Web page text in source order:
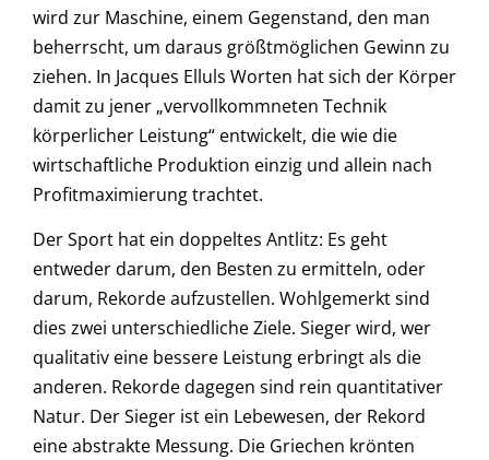
wird zur Maschine, einem Gegenstand, den man
beherrscht, um daraus größtmöglichen Gewinn zu
ziehen. In Jacques Elluls Worten hat sich der Körper
damit zu jener „vervollkommneten Technik
körperlicher Leistung“ entwickelt, die wie die
wirtschaftliche Produktion einzig und allein nach
Profitmaximierung trachtet.
Der Sport hat ein doppeltes Antlitz: Es geht
entweder darum, den Besten zu ermitteln, oder
darum, Rekorde aufzustellen. Wohlgemerkt sind
dies zwei unterschiedliche Ziele. Sieger wird, wer
qualitativ eine bessere Leistung erbringt als die
anderen. Rekorde dagegen sind rein quantitativer
Natur. Der Sieger ist ein Lebewesen, der Rekord
eine abstrakte Messung. Die Griechen krönten